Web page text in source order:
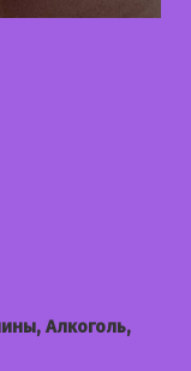
Алкоголь,